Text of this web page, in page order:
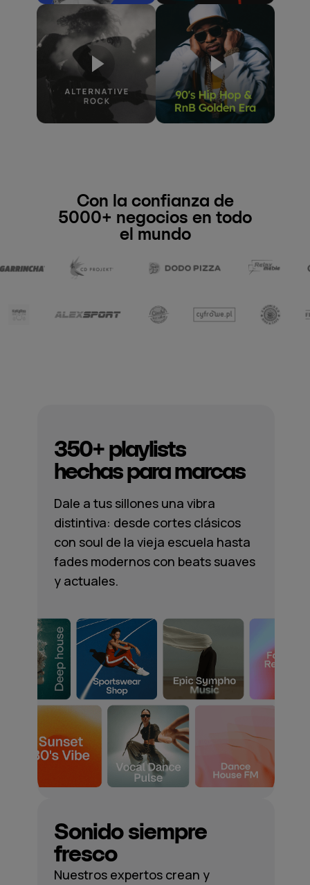
Con la confianza de
5000+ negocios en todo
el mundo
350+ playlists
hechas para marcas
Dale a tus sillones una vibra
distintiva: desde cortes clásicos
con soul de la vieja escuela hasta
fades modernos con beats suaves
y actuales.
Sonido siempre
fresco
Nuestros expertos crean y